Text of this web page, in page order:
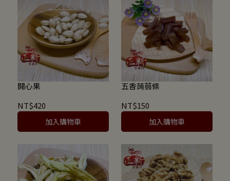
開心果
NT$420
加入購物車
五香蒟蒻條
NT$150
加入購物車